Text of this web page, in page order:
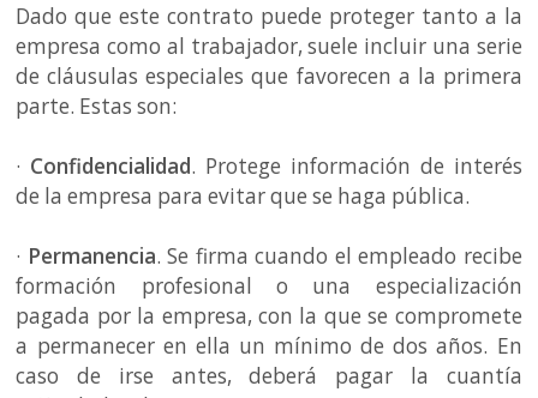
Dado que este contrato puede proteger tanto a la
empresa como al trabajador, suele incluir una serie
de cláusulas especiales que favorecen a la primera
parte. Estas son:
· Confidencialidad. Protege información de interés
de la empresa para evitar que se haga pública.
· Permanencia. Se firma cuando el empleado recibe
formación profesional o una especialización
pagada por la empresa, con la que se compromete
a permanecer en ella un mínimo de dos años. En
caso de irse antes, deberá pagar la cuantía